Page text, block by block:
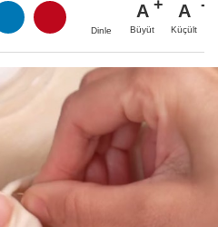
Dinle
A
Büyüt
A
Küçült